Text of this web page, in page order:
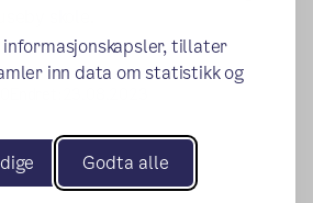
tillater
inn data om statistikk og
Godta alle
skole.